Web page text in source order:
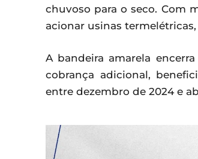
chuvoso para o seco. Com
acionar usinas
A bandeira amarela
cobrança adicional,
entre dezembro de 2024 e